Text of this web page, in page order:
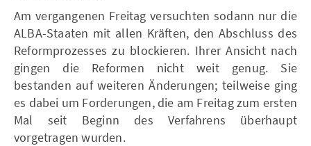
Am vergangenen Freitag versuchten sodann nur die
ALBA-Staaten mit allen Kräften, den Abschluss des
Reformprozesses zu blockieren. Ihrer Ansicht nach
gingen die Reformen nicht weit genug. Sie
bestanden auf weiteren Änderungen; teilweise ging
es dabei um Forderungen, die am Freitag zum ersten
Mal seit Beginn des Verfahrens überhaupt
vorgetragen wurden.